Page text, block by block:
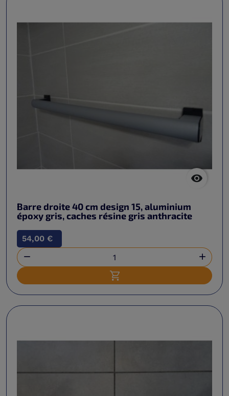

Barre droite 40 cm design 15, aluminium
époxy gris, caches résine gris anthracite
54,00 €
 
Ajouter au panier